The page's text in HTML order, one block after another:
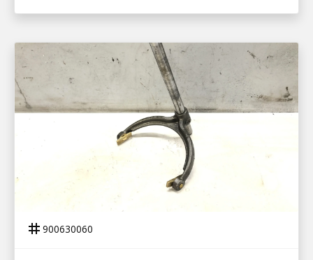
900630060
SCHAKELVORK MET AS
tag 900630060